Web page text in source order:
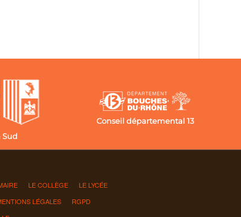
Sud
Conseil départemental 13
LE COLLÈGE
LE LYCÉE
LÉGALES
RGPD